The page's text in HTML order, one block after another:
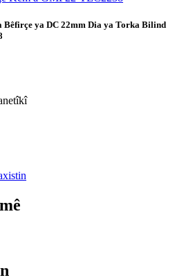
ya DC 22mm Dia ya Torka Bilind